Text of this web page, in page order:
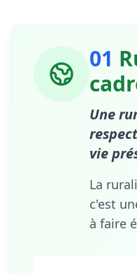
01
Une
vie
La
c'est
à faire